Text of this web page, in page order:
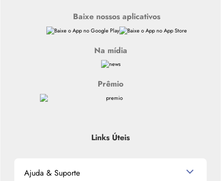
Baixe nossos aplicativos
Na mídia
Prêmio
Links Úteis
Ajuda & Suporte